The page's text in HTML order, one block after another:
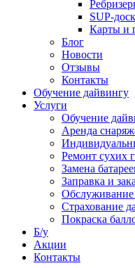
SUP-
Карты и
Блог
Новости
Отзывы
Контакты
Обучение дайвингу
Услуги
Обучение
Аренда
Ремонт сухих
Замена
Заправка и
Обслуживание
Страхование
Покраска
Б/у
Акции
Контакты